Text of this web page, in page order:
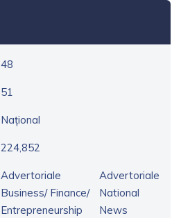
48
51
Național
224,852
Advertoriale
Business/ Finance/
Entrepreneurship
Advertoriale
National
News